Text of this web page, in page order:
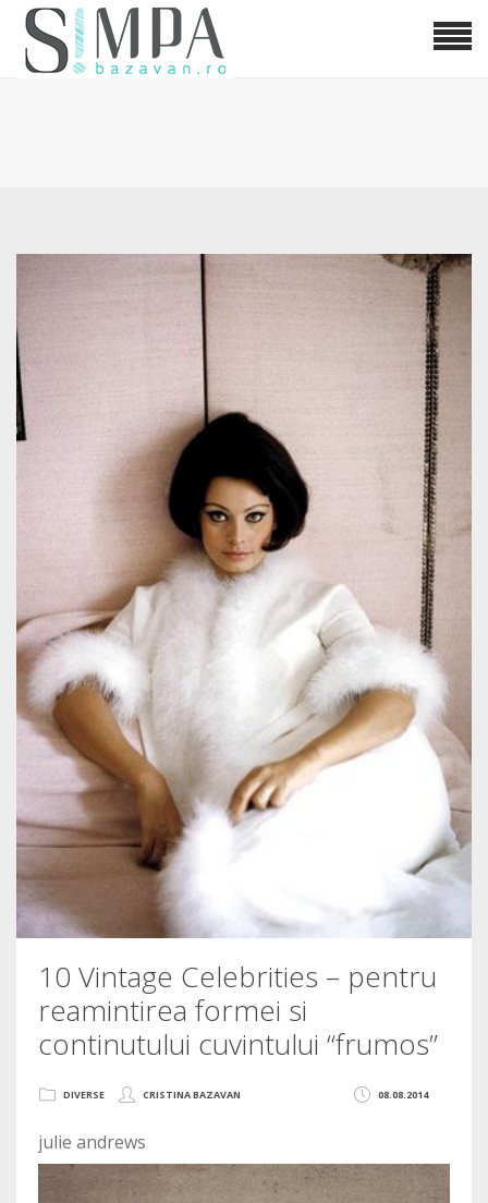
10 Vintage Celebrities – pentru
reamintirea formei si
continutului cuvintului “frumos”
08.08.2014
DIVERSE CRISTINA BAZAVAN
julie andrews